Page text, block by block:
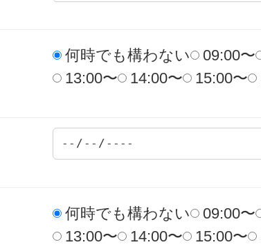
何時でも構わない 09:00〜
13:00〜
14:00〜 15:00〜
何時でも構わない 09:00〜
13:00〜
14:00〜 15:00〜